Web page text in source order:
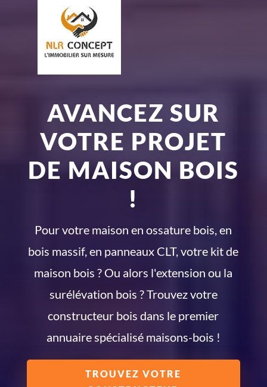
AVANCEZ SUR
VOTRE PROJET
DE MAISON BOIS
!
Pour votre maison en ossature bois, en
bois massif, en panneaux CLT, votre kit de
maison bois ? Ou alors l'extension ou la
surélévation bois ? Trouvez votre
constructeur bois dans le premier
annuaire spécialisé maisons-bois !
TROUVEZ VOTRE